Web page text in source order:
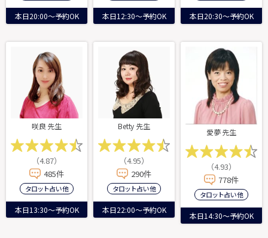
本日20:00～予約OK 本日12:30～予約OK 本日20:30～予約OK
咲良 先生
（4.87）
485件
タロット占い 他
本日13:30～予約OK
Betty 先生
（4.95）
290件
タロット占い 他
本日22:00～予約OK
愛夢 先生
（4.93）
778件
タロット占い 他
本日14:30～予約OK